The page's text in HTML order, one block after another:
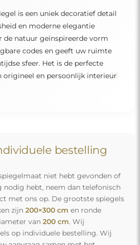
is een uniek decoratief detail
en moderne elegantie
de natuur geïnspireerde vorm
codes en geeft uw ruimte
sfeer. Het is de perfecte
origineel en persoonlijk interieur
"
bestelling
niet hebt gevonden of
nodig hebt, neem dan telefonisch
met ons op. De grootste spiegels
zijn 200×300 cm en ronde
van 200 cm. Wij
op individuele bestelling. Wij